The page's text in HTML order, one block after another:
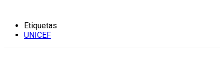
Etiquetas
UNICEF